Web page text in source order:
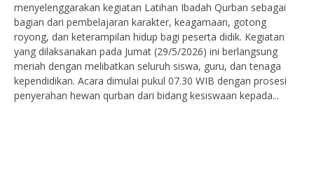
menyelenggarakan kegiatan Latihan Ibadah Qurban sebagai
bagian dari pembelajaran karakter, keagamaan, gotong
royong, dan keterampilan hidup bagi peserta didik. Kegiatan
yang dilaksanakan pada Jumat (29/5/2026) ini berlangsung
meriah dengan melibatkan seluruh siswa, guru, dan tenaga
kependidikan. Acara dimulai pukul 07.30 WIB dengan prosesi
penyerahan hewan qurban dari bidang kesiswaan kepada...